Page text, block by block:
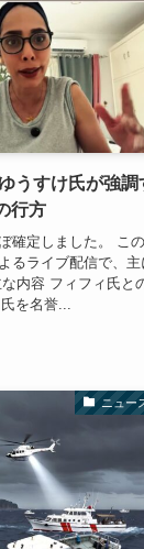
うすけ氏が強調
行方
確定しました。 この
るライブ配信で、主
内容 フィフィ氏と
を名誉...
ニュー